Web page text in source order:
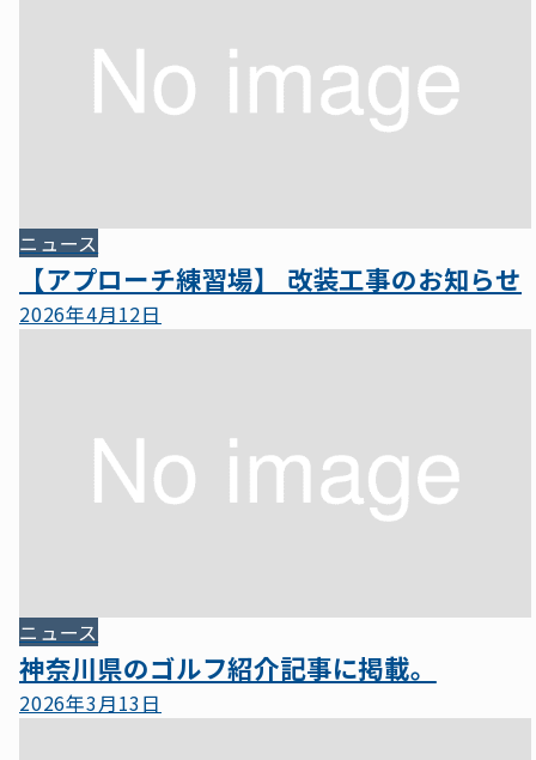
ニュース
【アプローチ練習場】 改装工事のお知らせ
2026年4月12日
ニュース
神奈川県のゴルフ紹介記事に掲載。
2026年3月13日